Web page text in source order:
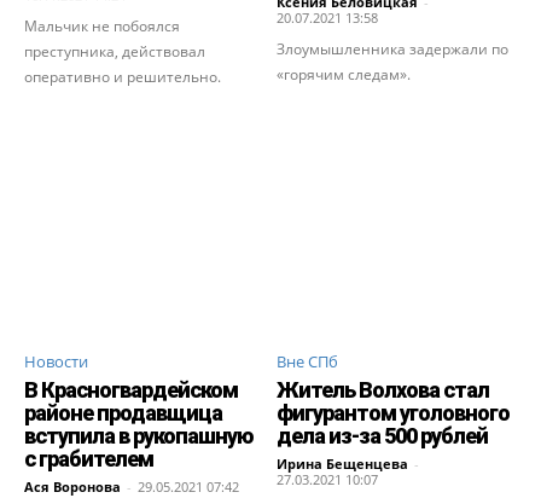
Мальчик не побоялся
преступника, действовал
оперативно и решительно.
20.07.2021 13:58
Злоумышленника задержали по
«горячим следам».
Новости
В Красногвардейском
районе продавщица
вступила в рукопашную
с грабителем
Ася Воронова - 29.05.2021 07:42
Вне СПб
Житель Волхова стал
фигурантом уголовного
дела из-за 500 рублей
Ирина Бещенцева -
27.03.2021 10:07